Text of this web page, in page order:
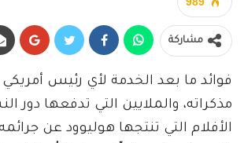
مشاركة
فوائد ما بعد الخدمة لأي رئيس
مذكراته، والملايين التي تدفعها دور
الأفلام التي تنتجها هوليوود عن